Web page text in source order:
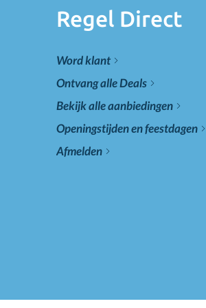
Regel Direct
Word klant
Ontvang alle Deals
Bekijk alle aanbiedingen
Openingstijden en feestdagen
Afmelden